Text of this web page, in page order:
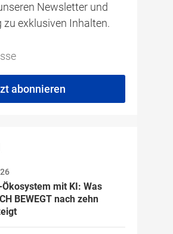
Newsletter und
exklusiven Inhalten.
abonnieren
mit KI: Was
BEWEGT nach zehn